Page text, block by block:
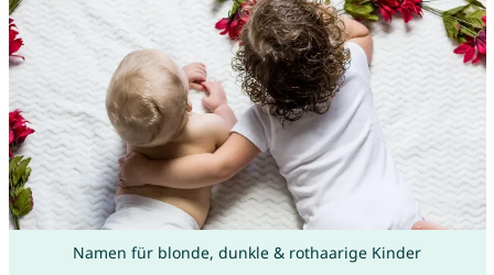
Namen für blonde, dunkle & rothaarige Kinder